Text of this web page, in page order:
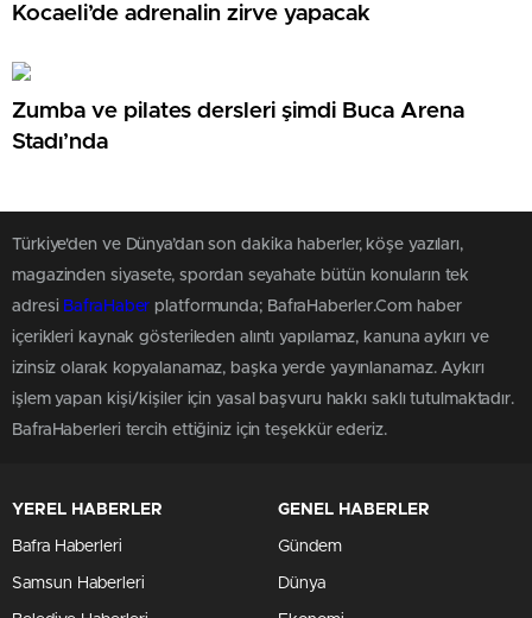
Kocaeli’de adrenalin zirve yapacak
Zumba ve pilates dersleri şimdi Buca Arena
Stadı’nda
Türkiye'den ve Dünya’dan son dakika haberler, köşe yazıları,
magazinden siyasete, spordan seyahate bütün konuların tek
adresi BafraHaber platformunda; BafraHaberler.Com haber
içerikleri kaynak gösterileden alıntı yapılamaz, kanuna aykırı ve
izinsiz olarak kopyalanamaz, başka yerde yayınlanamaz. Aykırı
işlem yapan kişi/kişiler için yasal başvuru hakkı saklı tutulmaktadır.
BafraHaberleri tercih ettiğiniz için teşekkür ederiz.
YEREL HABERLER
Bafra Haberleri
Samsun Haberleri
GENEL HABERLER
Gündem
Dünya